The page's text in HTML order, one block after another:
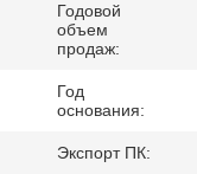
БЛОГ
СПРОСИТЕ
Годовой
объем
продаж:
Год
основания:
Экспорт ПК: